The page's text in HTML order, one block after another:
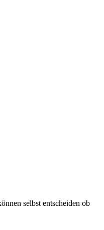
selbst entscheiden ob